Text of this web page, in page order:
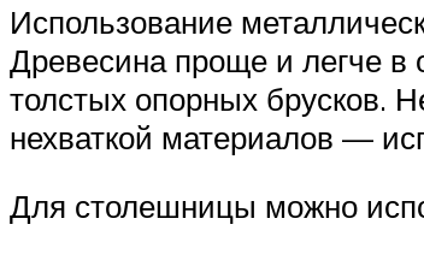
Использование
Древесина проще и легче в
толстых опорных брусков.
нехваткой материалов —
Для столешницы можно